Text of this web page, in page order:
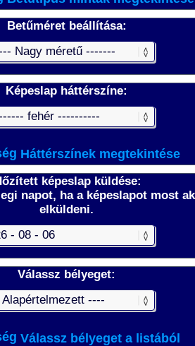
Betűméret beállítása:
Képeslap háttérszíne:
Háttérszínek megtekintése
képeslap küldése:
napot, ha a képeslapot most
elküldeni.
Válassz bélyeget:
Válassz bélyeget a listából